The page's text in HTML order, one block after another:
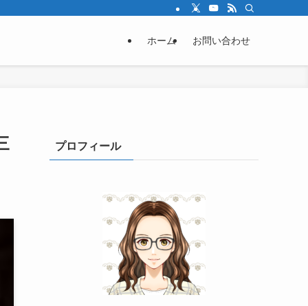
ホーム お問い合わせ
プロフィール